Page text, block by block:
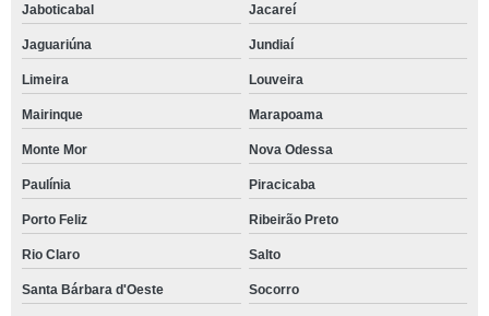
Jaboticabal Jacareí
Jaguariúna Jundiaí
Limeira Louveira
Mairinque Marapoama
Monte Mor Nova Odessa
Paulínia Piracicaba
Porto Feliz Ribeirão Preto
Rio Claro Salto
Santa Bárbara d'Oeste Socorro